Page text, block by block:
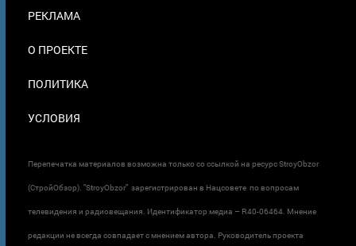
РЕКЛАМА
О ПРОЕКТЕ
ПОЛИТИКА
УСЛОВИЯ
Перепечатка материалов возможна только со ссылкой на ресурс StroyObzor
(СтройОбзор). "StroyObzor" зарегистрирован в Нацсовете по вопросам
телевидения и радиовещания. Идентификатор медиа – R40-06464. Мнение
редакции не всегда совпадает с мнением автора. Руководитель проекта